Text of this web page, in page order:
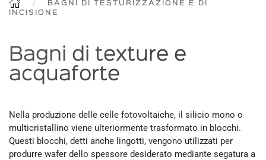
BAGNI DI TESTURIZZAZIONE E DI
INCISIONE
Bagni di texture e
acquaforte
Nella produzione delle celle fotovoltaiche, il silicio mono o
multicristallino viene ulteriormente trasformato in blocchi.
Questi blocchi, detti anche lingotti, vengono utilizzati per
produrre wafer dello spessore desiderato mediante segatura a